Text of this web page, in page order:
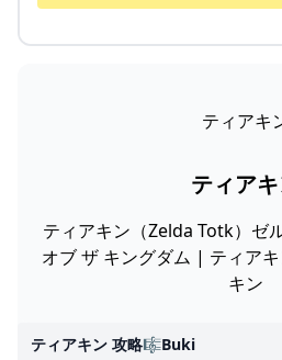
ティアキ
ティア
ティアキン（Zelda Totk）ゼ
オブ ザ キングダム | ティア
キン
ティアキン 攻略🎼buki